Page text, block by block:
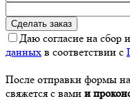
Даю согласие на сбор
данных в соответствии с
После отправки формы
свяжется с вами и